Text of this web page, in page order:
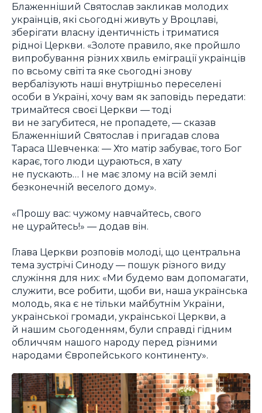
Блаженніший Святослав закликав молодих
українців, які сьогодні живуть у Вроцлаві,
зберігати власну ідентичність і триматися
рідної Церкви. «Золоте правило, яке пройшло
випробування різних хвиль еміграції українців
по всьому світі та яке сьогодні знову
вербалізують наші внутрішньо переселені
особи в Україні, хочу вам як заповідь передати:
тримайтеся своєї Церкви — тоді
ви не загубитеся, не пропадете, — сказав
Блаженніший Святослав і пригадав слова
Тараса Шевченка: — Хто матір забуває, того Бог
карає, того люди цураються, в хату
не пускають… І не має злому на всій землі
безконечній веселого дому».
«Прошу вас: чужому навчайтесь, свого
не цурайтесь!» — додав він.
Глава Церкви розповів молоді, що центральна
тема зустрічі Синоду — пошук різного виду
служіння для них: «Ми будемо вам допомагати,
служити, все робити, щоби ви, наша українська
молодь, яка є не тільки майбутнім України,
української громади, української Церкви, а
й нашим сьогоденням, були справді гідним
обличчям нашого народу перед різними
народами Європейського континенту».